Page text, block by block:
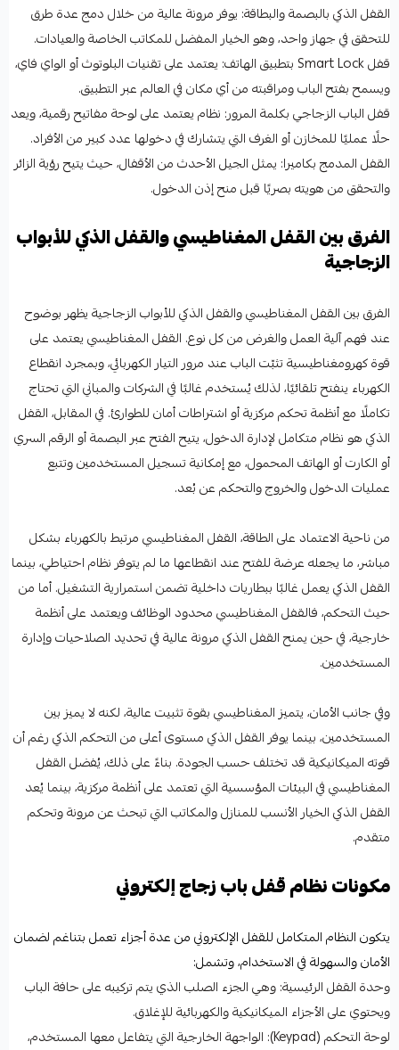
القفل الذكي بالبصمة والبطاقة: يوفر مرونة عالية من خلال دمج عدة طرق
للتحقق في جهاز واحد، وهو الخيار المفضل للمكاتب الخاصة والعيادات.
قفل Smart Lock بتطبيق الهاتف: يعتمد على تقنيات البلوتوث أو الواي فاي،
ويسمح بفتح الباب ومراقبته من أي مكان في العالم عبر التطبيق.
قفل الباب الزجاجي بكلمة المرور: نظام يعتمد على لوحة مفاتيح رقمية، ويعد
حلًا عمليًا للمخازن أو الغرف التي يتشارك في دخولها عدد كبير من الأفراد.
القفل المدمج بكاميرا: يمثل الجيل الأحدث من الأقفال، حيث يتيح رؤية الزائر
والتحقق من هويته بصريًا قبل منح إذن الدخول.
الفرق بين القفل المغناطيسي والقفل الذكي للأبواب
الزجاجية
الفرق بين القفل المغناطيسي والقفل الذكي للأبواب الزجاجية يظهر بوضوح
عند فهم آلية العمل والغرض من كل نوع. القفل المغناطيسي يعتمد على
قوة كهرومغناطيسية تثبّت الباب عند مرور التيار الكهربائي، وبمجرد انقطاع
الكهرباء ينفتح تلقائيًا، لذلك يُستخدم غالبًا في الشركات والمباني التي تحتاج
تكاملًا مع أنظمة تحكم مركزية أو اشتراطات أمان للطوارئ. في المقابل، القفل
الذكي هو نظام متكامل لإدارة الدخول، يتيح الفتح عبر البصمة أو الرقم السري
أو الكارت أو الهاتف المحمول، مع إمكانية تسجيل المستخدمين وتتبع
عمليات الدخول والخروج والتحكم عن بُعد.
من ناحية الاعتماد على الطاقة، القفل المغناطيسي مرتبط بالكهرباء بشكل
مباشر، ما يجعله عرضة للفتح عند انقطاعها ما لم يتوفر نظام احتياطي، بينما
القفل الذكي يعمل غالبًا ببطاريات داخلية تضمن استمرارية التشغيل. أما من
حيث التحكم، فالقفل المغناطيسي محدود الوظائف ويعتمد على أنظمة
خارجية، في حين يمنح القفل الذكي مرونة عالية في تحديد الصلاحيات وإدارة
المستخدمين.
وفي جانب الأمان، يتميز المغناطيسي بقوة تثبيت عالية، لكنه لا يميز بين
المستخدمين، بينما يوفر القفل الذكي مستوى أعلى من التحكم الذكي رغم أن
قوته الميكانيكية قد تختلف حسب الجودة. بناءً على ذلك، يُفضل القفل
المغناطيسي في البيئات المؤسسية التي تعتمد على أنظمة مركزية، بينما يُعد
القفل الذكي الخيار الأنسب للمنازل والمكاتب التي تبحث عن مرونة وتحكم
متقدم.
مكونات نظام قفل باب زجاج إلكتروني
يتكون النظام المتكامل للقفل الإلكتروني من عدة أجزاء تعمل بتناغم لضمان
الأمان والسهولة في الاستخدام، وتشمل:
وحدة القفل الرئيسية: وهي الجزء الصلب الذي يتم تركيبه على حافة الباب
ويحتوي على الأجزاء الميكانيكية والكهربائية للإغلاق.
لوحة التحكم (Keypad): الواجهة الخارجية التي يتفاعل معها المستخدم،